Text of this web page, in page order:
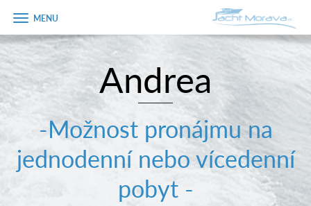
Úvodní strana
Pronájem a ceník
Plán plavby
Tipy na výlet
Zobrazit
menu
Andrea
-Možnost pronájmu na
jednodenní nebo vícedenní
pobyt -